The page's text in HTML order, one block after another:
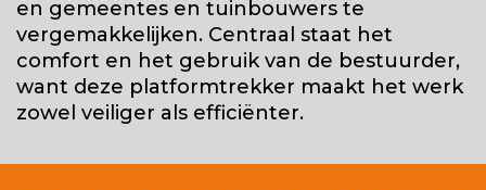
en gemeentes en tuinbouwers te
vergemakkelijken. Centraal staat het
comfort en het gebruik van de bestuurder,
want deze platformtrekker maakt het werk
zowel veiliger als efficiënter.